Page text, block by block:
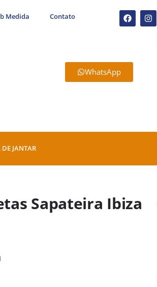
Medida Contato
WhatsApp
DE JANTAR
Sapateira Ibiza